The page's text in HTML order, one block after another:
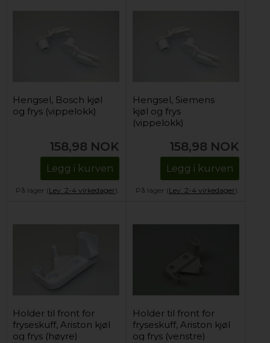
Hengsel, Bosch kjøl
og frys (vippelokk)
158,98 NOK
Legg i kurven
På lager (Lev. 2-4 virkedager).
Hengsel, Siemens
kjøl og frys
(vippelokk)
158,98 NOK
Legg i kurven
På lager (Lev. 2-4 virkedager).
Holder til front for
fryseskuff, Ariston kjøl
og frys (høyre)
Holder til front for
fryseskuff, Ariston kjøl
og frys (venstre)